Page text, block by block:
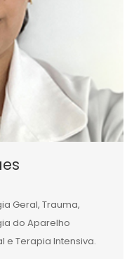
Geral, Trauma,
do Aparelho
e Terapia Intensiva.